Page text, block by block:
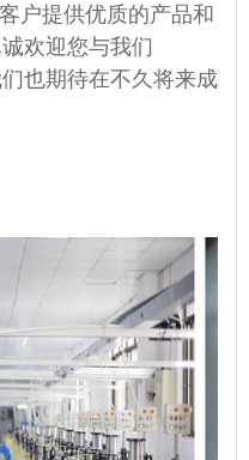
户提供优质的产品和
欢迎您与我们
也期待在不久将来成